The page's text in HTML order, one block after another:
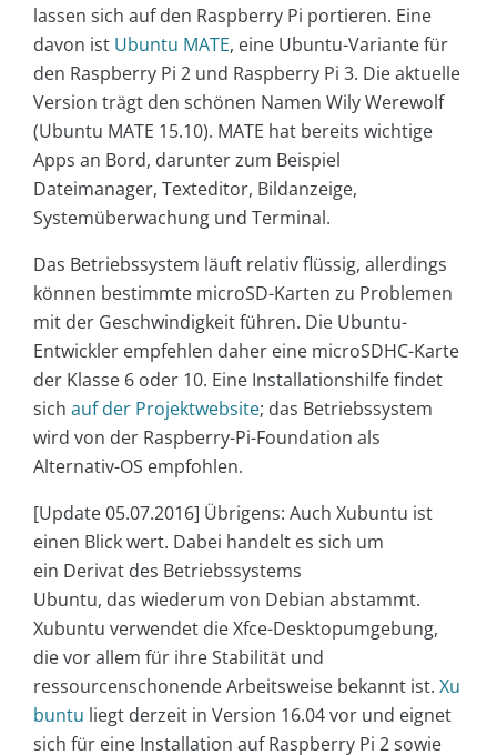
lassen sich auf den Raspberry Pi portieren. Eine
davon ist Ubuntu MATE, eine Ubuntu-Variante für
den Raspberry Pi 2 und Raspberry Pi 3. Die aktuelle
Version trägt den schönen Namen Wily Werewolf
(Ubuntu MATE 15.10). MATE hat bereits wichtige
Apps an Bord, darunter zum Beispiel
Dateimanager, Texteditor, Bildanzeige,
Systemüberwachung und Terminal.
Das Betriebssystem läuft relativ flüssig, allerdings
können bestimmte microSD-Karten zu Problemen
mit der Geschwindigkeit führen. Die Ubuntu-
Entwickler empfehlen daher eine microSDHC-Karte
der Klasse 6 oder 10. Eine Installationshilfe findet
sich auf der Projektwebsite; das Betriebssystem
wird von der Raspberry-Pi-Foundation als
Alternativ-OS empfohlen.
[Update 05.07.2016] Übrigens: Auch Xubuntu ist
einen Blick wert. Dabei handelt es sich um
ein Derivat des Betriebssystems
Ubuntu, das wiederum von Debian abstammt.
Xubuntu verwendet die Xfce-Desktopumgebung,
die vor allem für ihre Stabilität und
ressourcenschonende Arbeitsweise bekannt ist. Xu
buntu liegt derzeit in Version 16.04 vor und eignet
sich für eine Installation auf Raspberry Pi 2 sowie